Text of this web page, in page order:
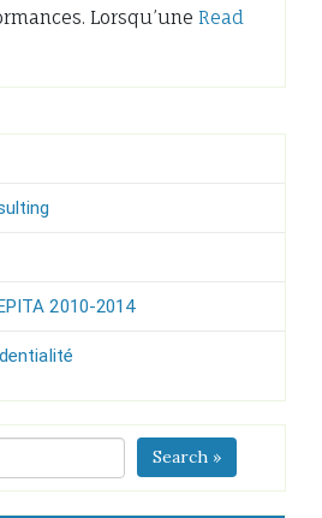
Lorsqu’une Read
2010-2014
Search »